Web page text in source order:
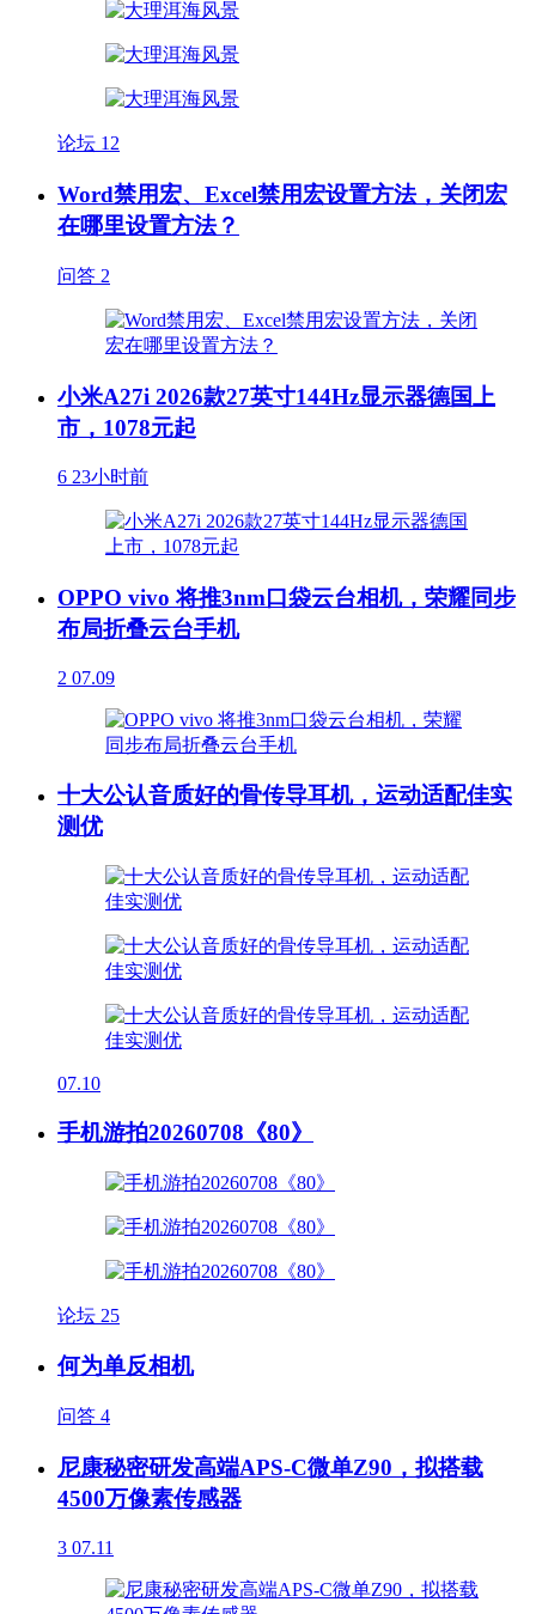
论坛 12
Word禁用宏、Excel禁用宏设置方法，关闭宏
在哪里设置方法？
问答 2
小米A27i 2026款27英寸144Hz显示器德国上
市，1078元起
6 23小时前
OPPO vivo 将推3nm口袋云台相机，荣耀同步
布局折叠云台手机
2 07.09
十大公认音质好的骨传导耳机，运动适配佳实
测优
07.10
手机游拍20260708《80》
论坛 25
何为单反相机
问答 4
尼康秘密研发高端APS-C微单Z90，拟搭载
4500万像素传感器
3 07.11